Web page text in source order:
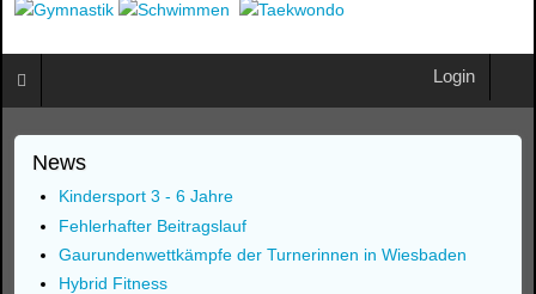
Login
News
Kindersport 3 - 6 Jahre
Fehlerhafter Beitragslauf
Gaurundenwettkämpfe der Turnerinnen in Wiesbaden
Hybrid Fitness